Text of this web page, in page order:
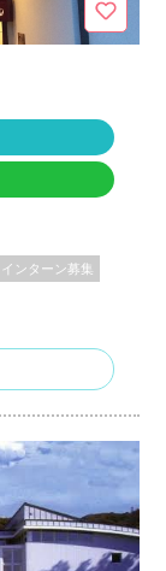
インターン募集